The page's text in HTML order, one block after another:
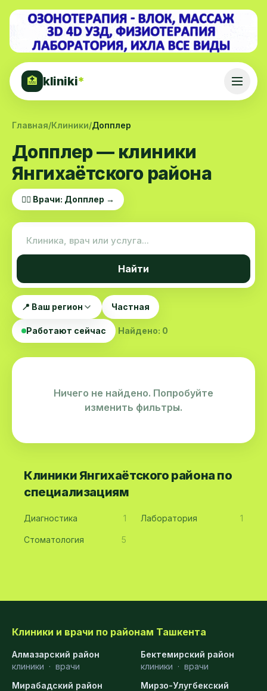
🏥 kliniki*
Главная/Клиники/Допплер
Допплер — клиники
Янгихаётского района
👨‍⚕️ Врачи: Допплер →
Найти
📍 Ваш регион Частная
Работают сейчас Найдено: 0
Ничего не найдено. Попробуйте
изменить фильтры.
Клиники Янгихаётского района по
специализациям
Диагностика 1 Лаборатория 1
Стоматология 5
Клиники и врачи по районам Ташкента
Алмазарский район
клиники · врачи
Бектемирский район
клиники · врачи
Мирабадский район
Мирзо-Улугбекский